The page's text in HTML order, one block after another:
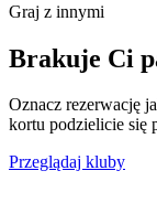
Graj z innymi
Brakuje Ci
Oznacz rezerwację
kortu podzielicie się
Przeglądaj kluby